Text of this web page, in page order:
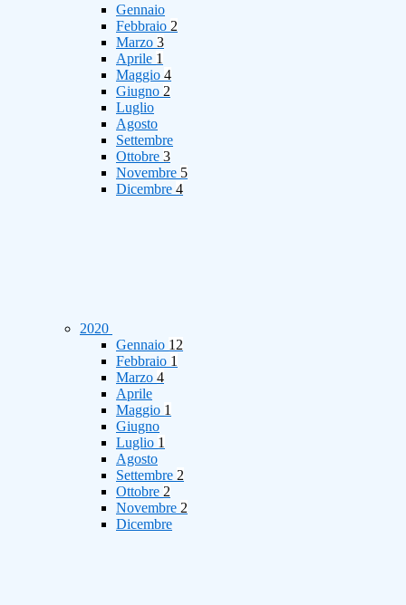
Gennaio
Febbraio 2
Marzo 3
Aprile 1
Maggio 4
Giugno 2
Luglio
Agosto
Settembre
Ottobre 3
Novembre 5
Dicembre 4
2020
Gennaio 12
Febbraio 1
Marzo 4
Aprile
Maggio 1
Giugno
Luglio 1
Agosto
Settembre 2
Ottobre 2
Novembre 2
Dicembre